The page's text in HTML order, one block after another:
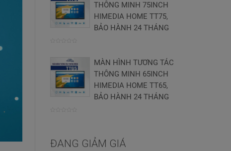
THÔNG MINH 75INCH
HIMEDIA HOME TT75,
BẢO HÀNH 24 THÁNG
trên
MÀN HÌNH TƯƠNG TÁC
THÔNG MINH 65INCH
HIMEDIA HOME TT65,
BẢO HÀNH 24 THÁNG
5
ĐANG GIẢM GIÁ